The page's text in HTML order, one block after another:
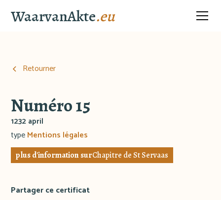
WaarvanAkte.eu
Retourner
Numéro 15
1232 april
typeMentions légales
plus d'information surChapitre de St Servaas
Partager ce certificat